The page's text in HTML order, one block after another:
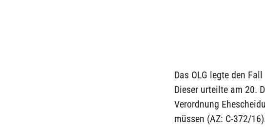
Das OLG legte den
Dieser urteilte am 20.
Verordnung
müssen (AZ: C-372/